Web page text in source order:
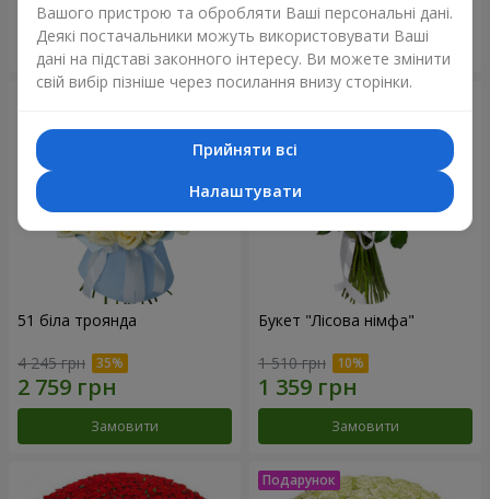
Замовити Замовити
51 біла троянда
4 245 грн
Замовити
Букет "Лісова німфа"
1 510 грн
Замовити
Вашого пристрою та обробляти Ваші персональні дані.
Деякі постачальники можуть використовувати Ваші
дані на підставі законного інтересу. Ви можете змінити
свій вибір пізніше через посилання внизу сторінки.
Прийняти всі
Налаштувати